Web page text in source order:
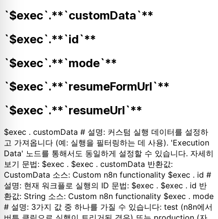
`$exec`.**`customData`**
`$exec`.**`id`**
`$exec`.**`mode`**
`$exec`.**`resumeFormUrl`**
`$exec`.**`resumeUrl`**
$exec . customData # 설명: 커스텀 실행 데이터를 설정하
고 가져옵니다 (예: 실행을 필터링하는 데 사용). 'Execution
Data' 노드를 통해서도 동일하게 설정할 수 있습니다. 자세히
보기 문법: $exec . $exec . customData 반환값:
CustomData 소스: Custom n8n functionality $exec . id #
설명: 현재 워크플로 실행의 ID 문법: $exec . $exec . id 반
환값: String 소스: Custom n8n functionality $exec . mode
# 설명: 3가지 값 중 하나를 가질 수 있습니다: test (n8n에서